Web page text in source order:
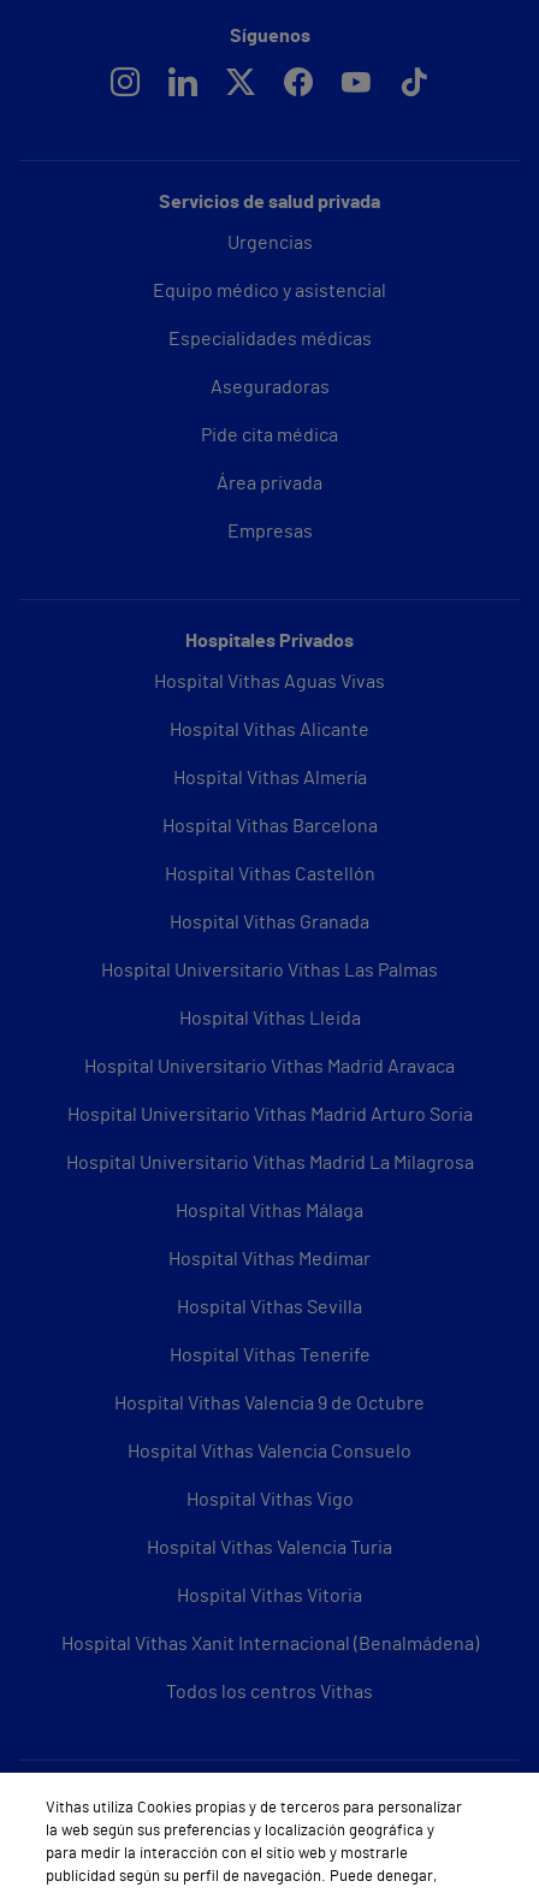
Servicios de salud privada
Urgencias
Equipo médico y asistencial
Especialidades médicas
Aseguradoras
Pide cita médica
Área privada
Empresas
Hospitales Privados
Hospital Vithas Aguas Vivas
Hospital Vithas Alicante
Hospital Vithas Almería
Hospital Vithas Barcelona
Hospital Vithas Castellón
Hospital Vithas Granada
Hospital Universitario Vithas Las Palmas
Hospital Vithas Lleida
Hospital Universitario Vithas Madrid Aravaca
Hospital Universitario Vithas Madrid Arturo Soria
Hospital Universitario Vithas Madrid La Milagrosa
Hospital Vithas Málaga
Hospital Vithas Medimar
Hospital Vithas Sevilla
Hospital Vithas Tenerife
Hospital Vithas Valencia 9 de Octubre
Hospital Vithas Valencia Consuelo
Hospital Vithas Vigo
Hospital Vithas Valencia Turia
Hospital Vithas Vitoria
Hospital Vithas Xanit Internacional (Benalmádena)
Todos los centros Vithas
Sobre Vithas
Quiénes somos
Síguenos
Vithas utiliza Cookies propias y de terceros para personalizar
la web según sus preferencias y localización geográfica y
para medir la interacción con el sitio web y mostrarle
publicidad según su perfil de navegación. Puede denegar,